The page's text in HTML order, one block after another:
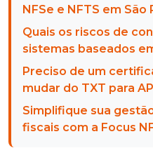
NFSe e NFTS em São
Quais os riscos de
sistemas baseados
Preciso de um
mudar do TXT para
Simplifique sua
fiscais com a Focus